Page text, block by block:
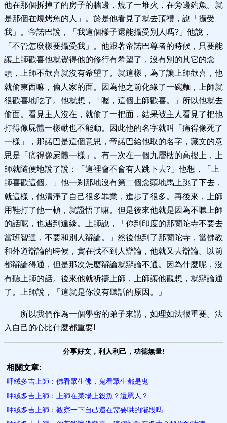
他在那個拆掉了的房子的牆邊，燒了一堆火，在旁邊釣魚。就
是那個在燒烤魚的人」。於是他看見了就去頂禮，說「攝受
我」。帝諾巴說，「我這個樣子還能攝受別人嗎?」他說，
「不管怎麼樣要攝受我」。他跟著帝諾巴尊者的時候，只要能
讓上師歡喜他就覺得他的修行有希望了，沒有別的其它的念
頭，上師不歡喜就沒有希望了。就這樣，為了讓上師歡喜，他
就偷東西嘛，偷人家的面。因為他之前化緣了一碗麵，上師就
很歡喜地吃了。他就想，「喔，這個上師歡喜。」所以他就去
偷面。看見主人沒在，就偷了一把面，結果被主人看見了把他
打得像屍體一樣動也不能動。因此他的名字就叫「痛得像死了
一樣」，那諾巴是這個意思，帝諾巴給他取的名字，藏文的意
思是「痛得像屍體一樣」。有一次在一個九層樓的高樓上，上
師就隨便地說了說：「這裡會不會有人跳下去?」他想，「上
師喜歡這個。」他一剎那地沒有第二個念頭地馬上跳了下去，
就這樣，他清淨了自己很多罪業，進步了很多。再後來，上師
用鞋打了他一頓，就證悟了嘛。但是後來他就是因為不聽上師
的話呢，也遇到違緣。上師說，「你到印度的那蘭陀寺不要去
當班智達，不要和別人辯論。」然後他到了那蘭陀寺，當佛教
和外道辯論的時候，實在找不到人辯論，他就又去辯論。以前
都辯論得通，但是那次怎麼辯論就辯論不通。因為什麼呢，沒
有聽上師的話。後來他就祈禱上師，上師讓他觀想，就辯論通
了。上師說，「這就是你沒有聽話的原因。」
所以我們作為一個學密的弟子來講，如理如法很重要。法
入自己的心比什麼都重要!
分享好文，利人利己，功德無量!
相關文章:
呷絨多吉上師：佛看眾生佛，鬼看眾生都是鬼
呷絨多吉上師：上師在菜場上殺魚？還罵人？
呷絨多吉上師：觀察一下自己還在需要哄的階段嗎